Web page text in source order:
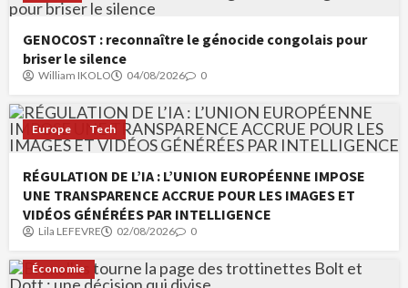
GENOCOST : reconnaître le génocide congolais pour
briser le silence
William IKOLO 04/08/2026 0
Europe Tech
RÉGULATION DE L’IA : L’UNION EUROPÉENNE IMPOSE
UNE TRANSPARENCE ACCRUE POUR LES IMAGES ET
VIDÉOS GÉNÉRÉES PAR INTELLIGENCE
Lila LEFEVRE 02/08/2026 0
Économie